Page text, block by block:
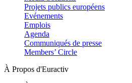
Projets publics européens
Evénements
Emplois
Agenda
Communiqués de presse
Members’ Circle
À Propos d'Euractiv